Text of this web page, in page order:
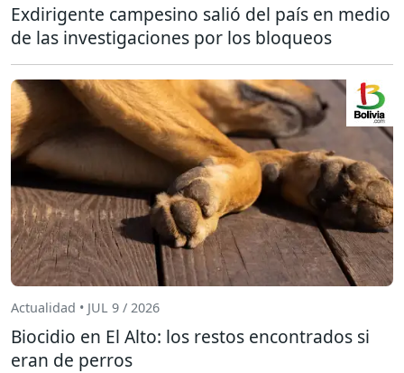
Exdirigente campesino salió del país en medio
de las investigaciones por los bloqueos
Actualidad • JUL 9 / 2026
Biocidio en El Alto: los restos encontrados si
eran de perros